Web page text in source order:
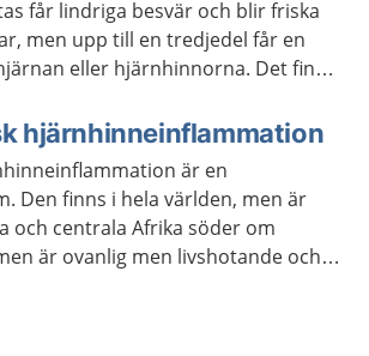
får lindriga besvär och blir friska
men upp till en tredjedel får en
eller hjärnhinnorna. Det finns
hjärnhinneinflammation
är en
Den finns i hela världen, men är
och centrala Afrika söder om
är ovanlig men livshotande och